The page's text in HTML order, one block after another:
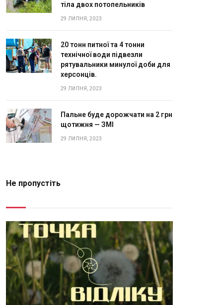
тіла двох потопельників
29 ЛИПНЯ, 2023
20 тонн питної та 4 тонни
технічної води підвезли
рятувальники минулої доби для
херсонців.
29 ЛИПНЯ, 2023
Пальне буде дорожчати на 2 грн
щотижня — ЗМІ
29 ЛИПНЯ, 2023
Не пропустіть